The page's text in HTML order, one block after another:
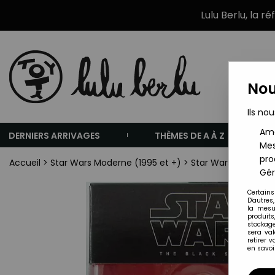
Lulu Berlu, la
DERNIERS ARRIVAGES THÈMES DE A À Z
Accueil > Star Wars Moderne (1995 et +) > Star Wars
Ils
la
sera
retirer
en